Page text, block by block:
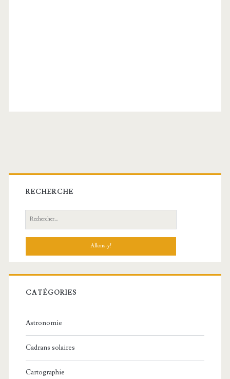
Barre
latérale
principale
RECHERCHE
Recherche:
CATÉGORIES
Astronomie
Cadrans solaires
Cartographie